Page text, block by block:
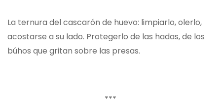
La ternura del cascarón de huevo: limpiarlo, olerlo,
acostarse a su lado. Protegerlo de las hadas, de los
búhos que gritan sobre las presas.
***